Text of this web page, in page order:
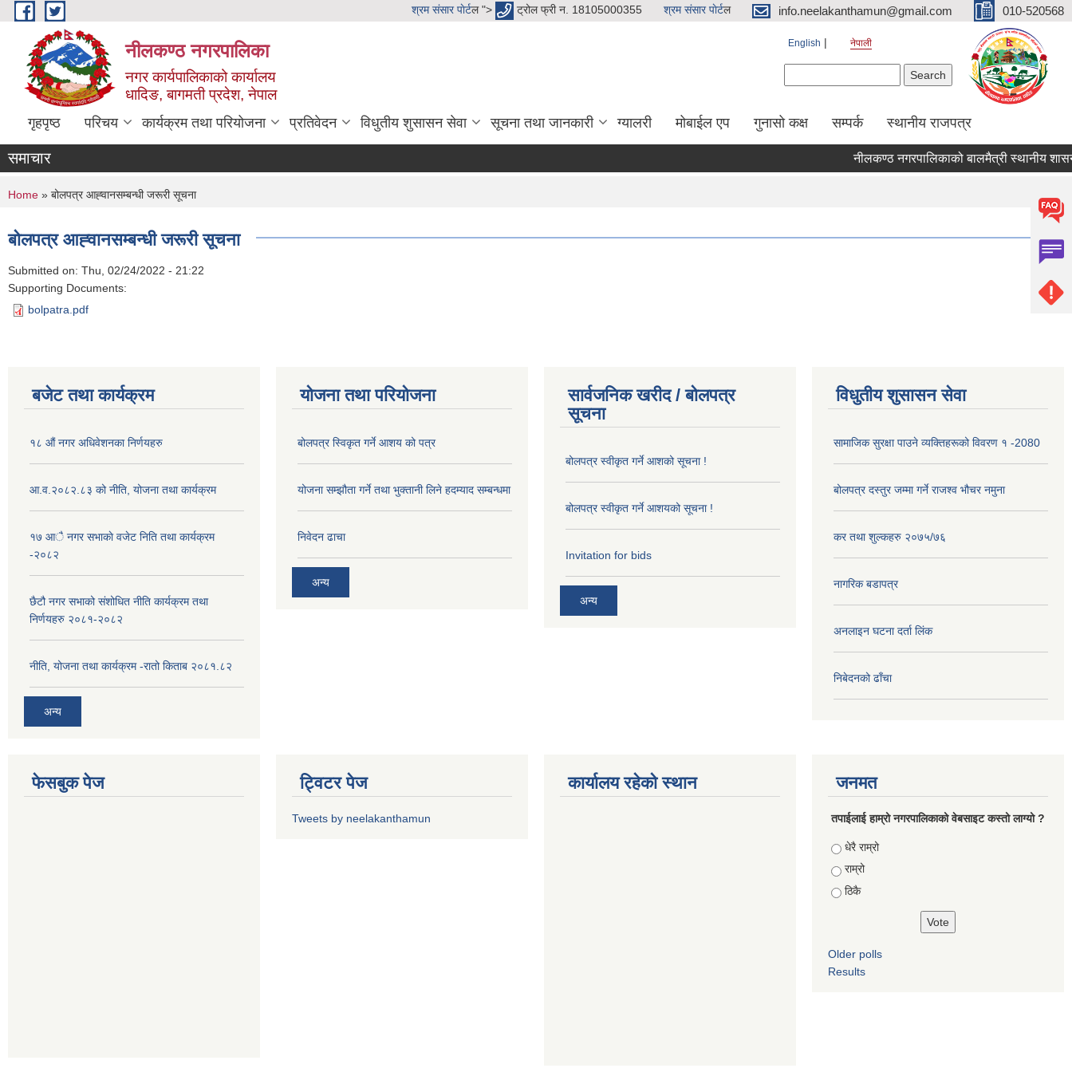
Skip to main content श्रम संसार पाेर्टल "> ट्रोल फ्री न. 18105000355 श्रम संसार पाेर्टल info.neelakanthamun@gmail.com 010-520568
नीलकण्ठ नगरपालिका
नगर कार्यपालिकाको कार्यालय
धादिङ, बागमती प्रदेश, नेपाल
English नेपाली
गृहपृष्ठ परिचय कार्यक्रम तथा परियोजना प्रतिवेदन विधुतीय शुसासन सेवा सूचना तथा जानकारी ग्यालरी मोबाईल एप गुनासो कक्ष सम्पर्क स्थानीय राजपत्र
समाचार नीलकण्ठ नगरपालिकाको बालमैत्री स्थानीय
You are here
Home » बोलपत्र आह्‍वानसम्बन्धी जरूरी सूचना
बोलपत्र आह्‍वानसम्बन्धी जरूरी सूचना
Submitted on: Thu, 02/24/2022 - 21:22
Supporting Documents:
bolpatra.pdf
बजेट तथा कार्यक्रम
१८ औं नगर अधिवेशनका निर्णयहरु
आ.व.२०८२.८३ को नीति, योजना तथा कार्यक्रम
१७ आै नगर सभाकाे वजेट निति तथा कार्यक्रम
-२०८२
छैटौ नगर सभाको संशोधित नीति कार्यक्रम तथा
निर्णयहरु २०८१-२०८२
नीति, योजना तथा कार्यक्रम -रातो किताब २०८१.८२
अन्य
योजना तथा परियोजना
बोलपत्र स्विकृत गर्ने आशय को पत्र
योजना सम्झौता गर्ने तथा भुक्तानी लिने हदम्याद सम्बन्धमा
निवेदन ढाचा
अन्य
सार्वजनिक खरीद / बोलपत्र
सूचना
बोलपत्र स्वीकृत गर्ने आशको सूचना !
बोलपत्र स्वीकृत गर्ने आशयको सूचना !
Invitation for bids
अन्य
विधुतीय शुसासन सेवा
सामाजिक सुरक्षा पाउने व्यक्तिहरूको विवरण १ -2080
बोलपत्र दस्तुर जम्मा गर्ने राजश्व भौचर नमुना
कर तथा शुल्कहरु २०७५/७६
नागरिक बडापत्र
अनलाइन घटना दर्ता लिंक
निबेदनको ढाँचा
फेसबुक पेज ट्विटर पेज
Tweets by neelakanthamun
कार्यालय रहेको स्थान जनमत
तपाईलाई हाम्रो नगरपालिकाको वेबसाइट कस्तो लाग्यो ?
Choices
धेरै राम्रो
राम्रो
ठिकै
Older polls
Results